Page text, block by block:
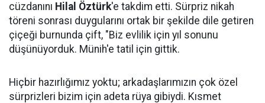
cüzdanını Hilal Öztürk'e takdim etti. Sürpriz nikah
töreni sonrası duygularını ortak bir şekilde dile getiren
çiçeği burnunda çift, "Biz evlilik için yıl sonunu
düşünüyorduk. Münih'e tatil için gittik.
Hiçbir hazırlığımız yoktu; arkadaşlarımızın çok özel
sürprizleri bizim için adeta rüya gibiydi. Kısmet